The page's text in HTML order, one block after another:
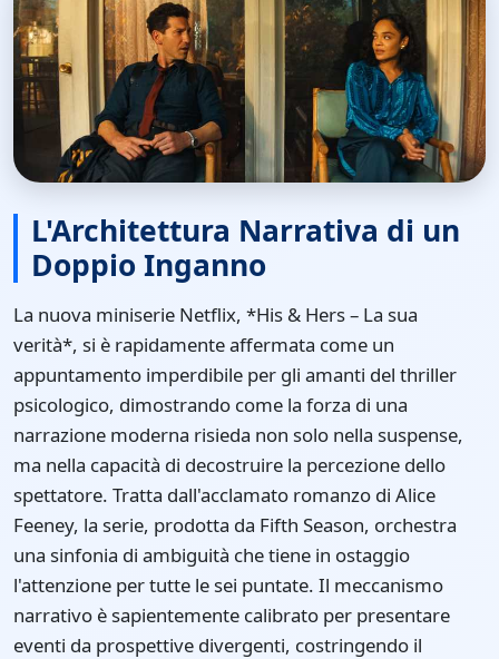
L'Architettura Narrativa di un
Doppio Inganno
La nuova miniserie Netflix, *His & Hers – La sua
verità*, si è rapidamente affermata come un
appuntamento imperdibile per gli amanti del thriller
psicologico, dimostrando come la forza di una
narrazione moderna risieda non solo nella suspense,
ma nella capacità di decostruire la percezione dello
spettatore. Tratta dall'acclamato romanzo di Alice
Feeney, la serie, prodotta da Fifth Season, orchestra
una sinfonia di ambiguità che tiene in ostaggio
l'attenzione per tutte le sei puntate. Il meccanismo
narrativo è sapientemente calibrato per presentare
eventi da prospettive divergenti, costringendo il